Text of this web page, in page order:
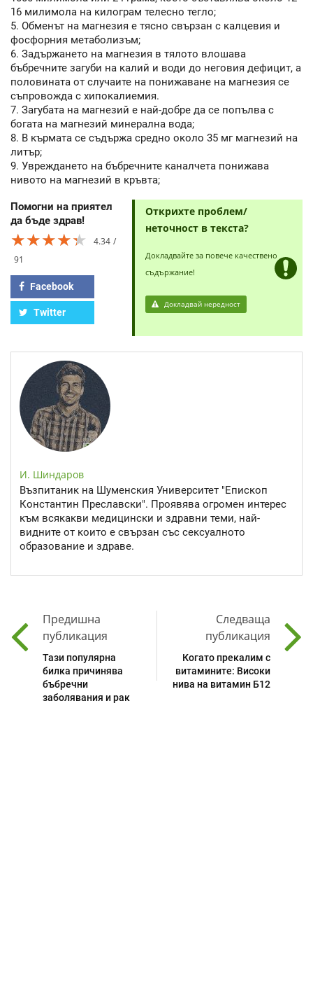
16 милимола на килограм телесно тегло;
5. Обменът на магнезия е тясно свързан с калцевия и
фосфорния метаболизъм;
6. Задържането на магнезия в тялото влошава
бъбречните загуби на калий и води до неговия дефицит, а
половината от случаите на понижаване на магнезия се
съпровожда с хипокалиемия.
7. Загубата на магнезий е най-добре да се попълва с
богата на магнезий минерална вода;
8. В кърмата се съдържа средно около 35 мг магнезий на
литър;
9. Увреждането на бъбречните каналчета понижава
нивото на магнезий в кръвта;
Помогни на приятел
да бъде здрав!
★★★★★
★★★★★
★★★★★
4.34
91
Facebook
Twitter
Открихте проблем/
неточност в текста?
Докладвайте за повече качествено
съдържание!
Докладвай нередност
И. Шиндаров
Възпитаник на Шуменския Университет "Епископ
Константин Преславски". Проявява огромен интерес
към всякакви медицински и здравни теми, най-
видните от които е свързан със сексуалното
образование и здраве.
Предишна
публикация
Тази популярна
билка причинява
бъбречни
заболявания и рак
Следваща
публикация
Когато прекалим с
витамините: Високи
нива на витамин Б12